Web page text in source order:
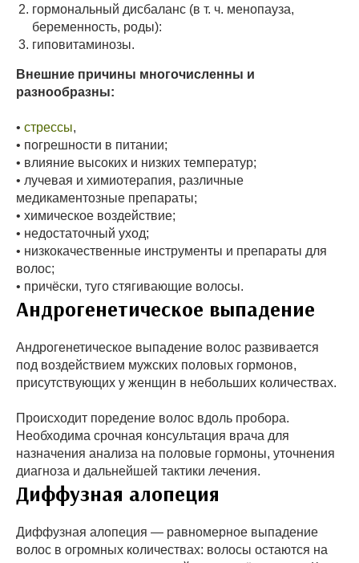
гормональный дисбаланс (в т. ч. менопауза,
беременность, роды):
гиповитаминозы.
Внешние причины многочисленны и
разнообразны:
• стрессы,
• погрешности в питании;
• влияние высоких и низких температур;
• лучевая и химиотерапия, различные
медикаментозные препараты;
• химическое воздействие;
• недостаточный уход;
• низкокачественные инструменты и препараты для
волос;
• причёски, туго стягивающие волосы.
Андрогенетическое выпадение
Андрогенетическое выпадение волос развивается
под воздействием мужских половых гормонов,
присутствующих у женщин в небольших количествах.
Происходит поредение волос вдоль пробора.
Необходима срочная консультация врача для
назначения анализа на половые гормоны, уточнения
диагноза и дальнейшей тактики лечения.
Диффузная алопеция
Диффузная алопеция — равномерное выпадение
волос в огромных количествах: волосы остаются на